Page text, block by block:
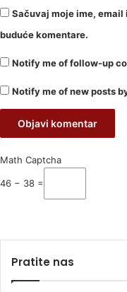
Sačuvaj moje ime, email
buduće komentare.
Notify me of follow-up
Notify me of new posts
Math Captcha
46 − 38 =
Pratite nas